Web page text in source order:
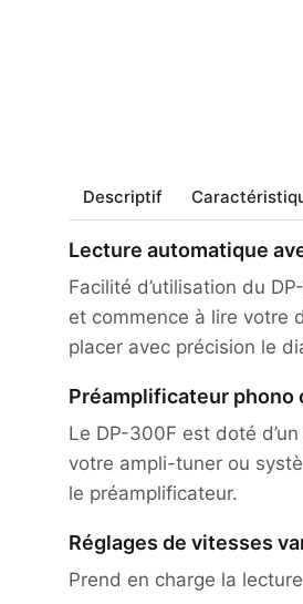
Descriptif
Lecture automatique
Facilité d’utilisation du
et commence à lire votre
placer avec précision le
Préamplificateur phono
Le DP-300F est doté
votre ampli-tuner ou
le préamplificateur.
Réglages de vitesses
Prend en charge la